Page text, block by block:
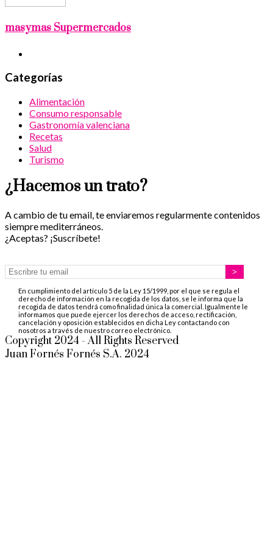
masymas Supermercados
Categorías
Alimentación
Consumo responsable
Gastronomía valenciana
Recetas
Salud
Turismo
¿Hacemos un trato?
A cambio de tu email, te enviaremos regularmente contenidos
siempre mediterráneos.
¿Aceptas? ¡Suscríbete!
En cumplimiento del artículo 5 de la Ley 15/1999, por el que se regula el
derecho de información en la recogida de los datos, se le informa que la
recogida de datos tendrá como finalidad única la comercial. Igualmente le
informamos que puede ejercer los derechos de acceso, rectificación,
cancelación y oposición establecidos en dicha Ley contactando con
nosotros a través de nuestro correo electrónico.
Copyright 2024 - All Rights Reserved
Juan Fornés Fornés S.A. 2024